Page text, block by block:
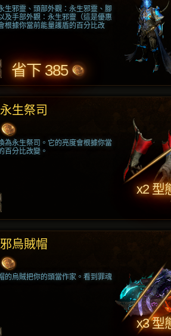
生邪靈、頭部外觀：永生邪靈、腳
及手部外觀：永生邪靈（這是優惠
根據你當前能量護盾的百分比改
省下 385
生祭司
為永生祭司。它的亮度會根據你當
百分比改變。
x2 型
烏賊帽
的烏賊把你的頭當作家。看到罪魂
x3 型